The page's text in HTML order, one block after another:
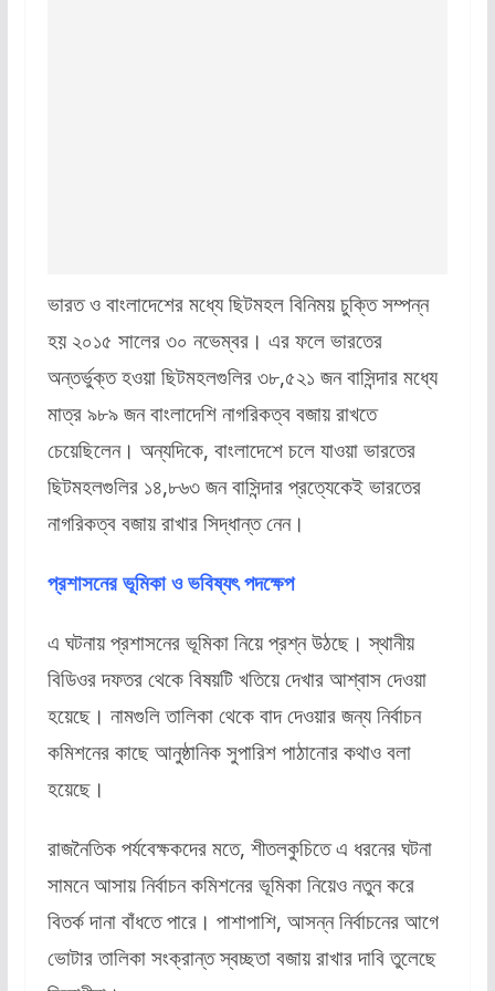
ভারত ও বাংলাদেশের মধ্যে ছিটমহল বিনিময় চুক্তি সম্পন্ন
হয় ২০১৫ সালের ৩০ নভেম্বর। এর ফলে ভারতের
অন্তর্ভুক্ত হওয়া ছিটমহলগুলির ৩৮,৫২১ জন বাসিন্দার মধ্যে
মাত্র ৯৮৯ জন বাংলাদেশি নাগরিকত্ব বজায় রাখতে
চেয়েছিলেন। অন্যদিকে, বাংলাদেশে চলে যাওয়া ভারতের
ছিটমহলগুলির ১৪,৮৬৩ জন বাসিন্দার প্রত্যেকেই ভারতের
নাগরিকত্ব বজায় রাখার সিদ্ধান্ত নেন।
প্রশাসনের ভূমিকা ও ভবিষ্যৎ পদক্ষেপ
এ ঘটনায় প্রশাসনের ভূমিকা নিয়ে প্রশ্ন উঠছে। স্থানীয়
বিডিওর দফতর থেকে বিষয়টি খতিয়ে দেখার আশ্বাস দেওয়া
হয়েছে। নামগুলি তালিকা থেকে বাদ দেওয়ার জন্য নির্বাচন
কমিশনের কাছে আনুষ্ঠানিক সুপারিশ পাঠানোর কথাও বলা
হয়েছে।
রাজনৈতিক পর্যবেক্ষকদের মতে, শীতলকুচিতে এ ধরনের ঘটনা
সামনে আসায় নির্বাচন কমিশনের ভূমিকা নিয়েও নতুন করে
বিতর্ক দানা বাঁধতে পারে। পাশাপাশি, আসন্ন নির্বাচনের আগে
ভোটার তালিকা সংক্রান্ত স্বচ্ছতা বজায় রাখার দাবি তুলেছে